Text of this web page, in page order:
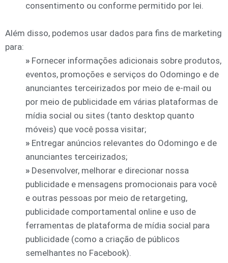
consentimento ou conforme permitido por lei.
Além disso, podemos usar dados para fins de marketing
para:
» Fornecer informações adicionais sobre produtos,
eventos, promoções e serviços do Odomingo e de
anunciantes terceirizados por meio de e-mail ou
por meio de publicidade em várias plataformas de
mídia social ou sites (tanto desktop quanto
móveis) que você possa visitar;
» Entregar anúncios relevantes do Odomingo e de
anunciantes terceirizados;
» Desenvolver, melhorar e direcionar nossa
publicidade e mensagens promocionais para você
e outras pessoas por meio de retargeting,
publicidade comportamental online e uso de
ferramentas de plataforma de mídia social para
publicidade (como a criação de públicos
semelhantes no Facebook).